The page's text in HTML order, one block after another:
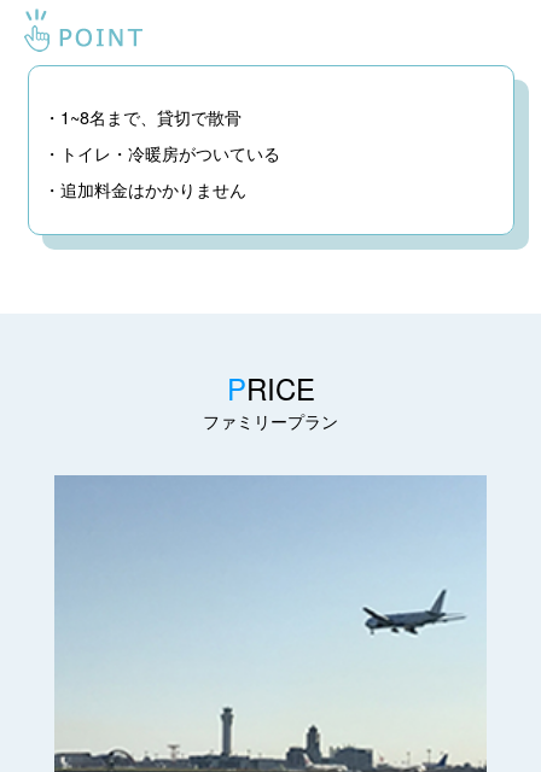
・1~8名まで、貸切で散骨
・トイレ・冷暖房がついている
・追加料金はかかりません
PRICE
ファミリープラン